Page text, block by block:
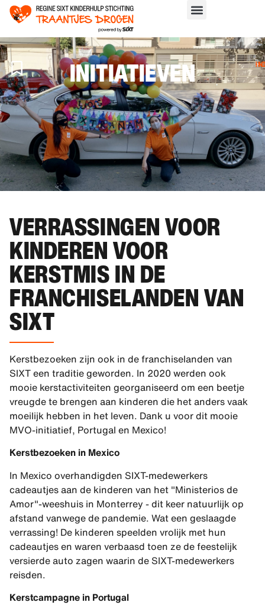
INITIATIEVEN >
VERRASSINGEN VOOR
KINDEREN VOOR
KERSTMIS IN DE
FRANCHISELANDEN VAN
SIXT
Kerstbezoeken zijn ook in de franchiselanden van
SIXT een traditie geworden. In 2020 werden ook
mooie kerstactiviteiten georganiseerd om een beetje
vreugde te brengen aan kinderen die het anders vaak
moeilijk hebben in het leven. Dank u voor dit mooie
MVO-initiatief, Portugal en Mexico!
Kerstbezoeken in Mexico
In Mexico overhandigden SIXT-medewerkers
cadeautjes aan de kinderen van het "Ministerios de
Amor"-weeshuis in Monterrey - dit keer natuurlijk op
afstand vanwege de pandemie. Wat een geslaagde
verrassing! De kinderen speelden vrolijk met hun
cadeautjes en waren verbaasd toen ze de feestelijk
versierde auto zagen waarin de SIXT-medewerkers
reisden.
Kerstcampagne in Portugal